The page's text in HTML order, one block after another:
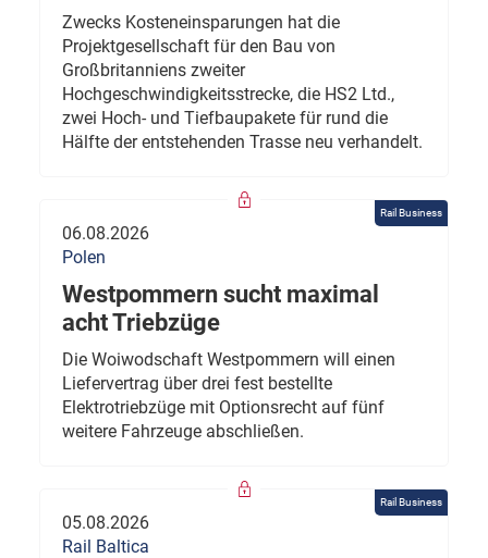
Zwecks Kosteneinsparungen hat die
Projektgesellschaft für den Bau von
Großbritanniens zweiter
Hochgeschwindigkeitsstrecke, die HS2 Ltd.,
zwei Hoch- und Tiefbaupakete für rund die
Hälfte der entstehenden Trasse neu verhandelt.
Rail Business
06.08.2026
Polen
Westpommern sucht maximal
acht Triebzüge
Die Woiwodschaft Westpommern will einen
Liefervertrag über drei fest bestellte
Elektrotriebzüge mit Optionsrecht auf fünf
weitere Fahrzeuge abschließen.
Rail Business
05.08.2026
Rail Baltica